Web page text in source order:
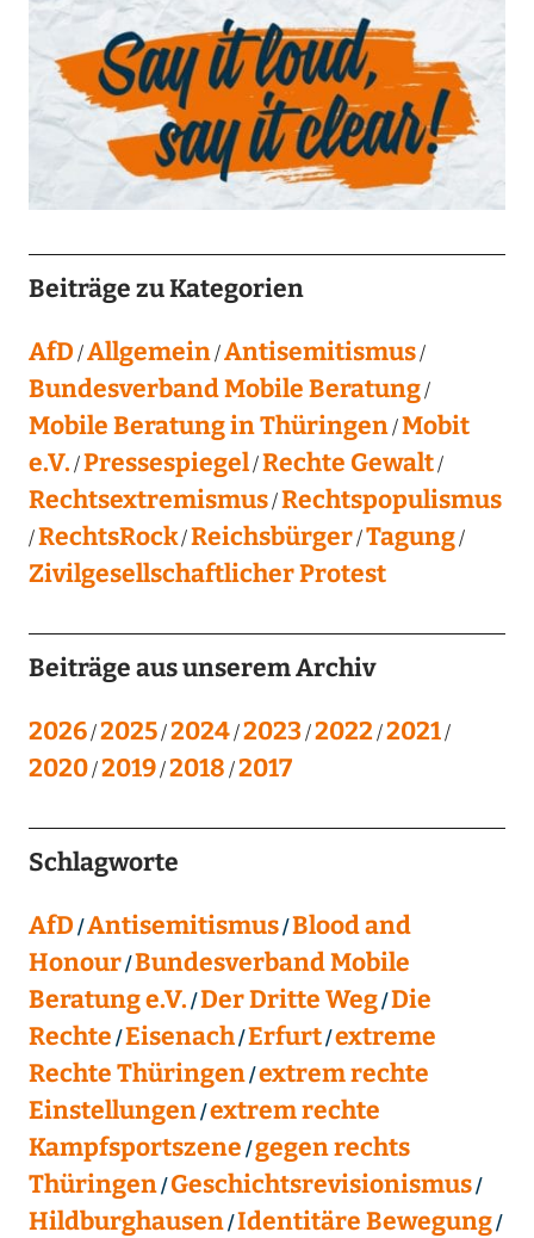
Beiträge zu Kategorien
AfD Allgemein Antisemitismus
Bundesverband Mobile Beratung
Mobile Beratung in Thüringen Mobit
e.V. Pressespiegel Rechte Gewalt
Rechtsextremismus Rechtspopulismus
RechtsRock Reichsbürger Tagung
Zivilgesellschaftlicher Protest
Beiträge aus unserem Archiv
2026 2025 2024 2023 2022 2021
2020 2019 2018 2017
Schlagworte
AfD Antisemitismus Blood and
Honour Bundesverband Mobile
Beratung e.V. Der Dritte Weg Die
Rechte Eisenach Erfurt extreme
Rechte Thüringen extrem rechte
Einstellungen extrem rechte
Kampfsportszene gegen rechts
Thüringen Geschichtsrevisionismus
Hildburghausen Identitäre Bewegung